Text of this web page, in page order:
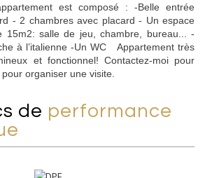
est composé : -Belle entrée
- 2 chambres avec placard - Un espace
15m2: salle de jeu, chambre, bureau... -
à l’italienne -Un WC Appartement très
et fonctionnel! Contactez-moi pour
organiser une visite.
de performance